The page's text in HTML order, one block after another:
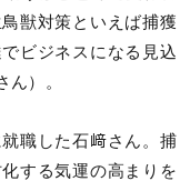
獣対策といえば捕獲
ビジネスになる見込
）。
職した石﨑さん。捕
する気運の高まりを